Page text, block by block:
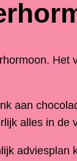
Het
aan
alles in de
adviesplan